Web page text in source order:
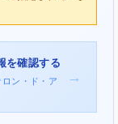
を確認する
ン・ド・ア
→